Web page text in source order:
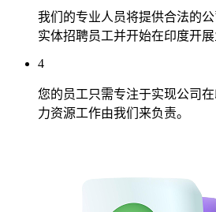
我们的专业人员将提供合法的
实体招聘员工并开始在印度开展
4
您的员工只需专注于实现公司
力资源工作由我们来负责。